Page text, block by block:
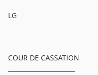
LG
COUR DE CASSATION